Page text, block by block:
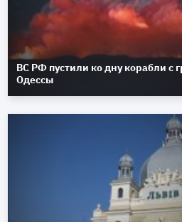
ВС РФ пустили ко дну корабли с
Одессы